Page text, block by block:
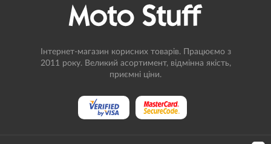
Інтернет-магазин корисних товарів. Працюємо з
2011 року. Великий асортимент, відмінна якість,
приємні ціни.